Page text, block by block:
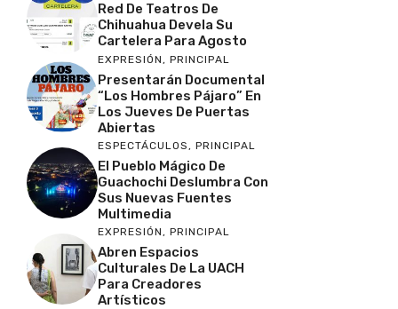
Red De Teatros De
Chihuahua Devela Su
Cartelera Para Agosto
EXPRESIÓN, PRINCIPAL
Presentarán Documental
“Los Hombres Pájaro” En
Los Jueves De Puertas
Abiertas
ESPECTÁCULOS, PRINCIPAL
El Pueblo Mágico De
Guachochi Deslumbra Con
Sus Nuevas Fuentes
Multimedia
EXPRESIÓN, PRINCIPAL
Abren Espacios
Culturales De La UACH
Para Creadores
Artísticos